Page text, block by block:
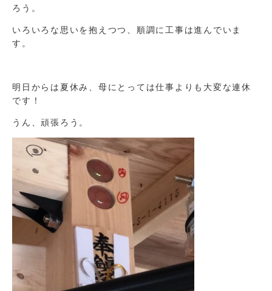
ろう。
いろいろな思いを抱えつつ、順調に工事は進んでいま
す。
明日からは夏休み、母にとっては仕事よりも大変な連休
です！
うん、頑張ろう。